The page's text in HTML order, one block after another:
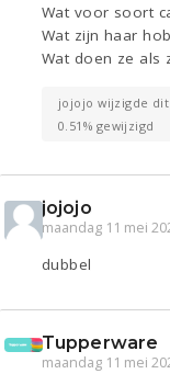
Wat voor soort
Wat zijn haar
Wat doen ze als
jojojo wijzigde dit
0.51% gewijzigd
jojojo
maandag 11 mei
dubbel
Tupperware
maandag 11 mei